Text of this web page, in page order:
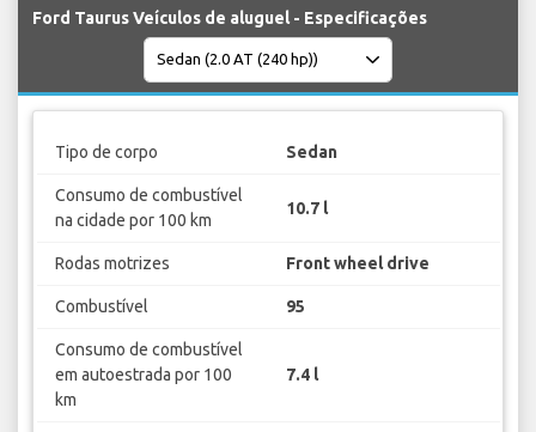
Ford Taurus Veículos de aluguel - Especificações
Tipo de corpo Sedan
Consumo de combustível
na cidade por 100 km
10.7 l
Rodas motrizes Front wheel drive
Combustível 95
Consumo de combustível
em autoestrada por 100
km
7.4 l